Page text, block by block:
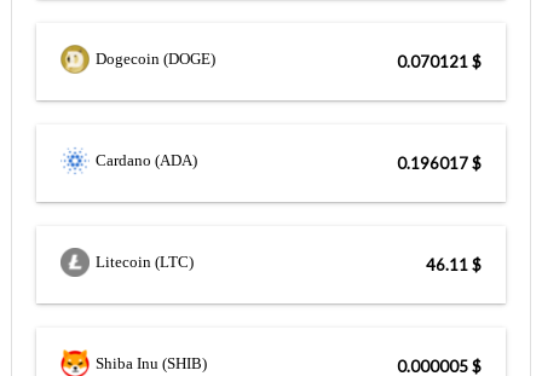
Dogecoin (DOGE) $ 0.070121
Cardano (ADA) $ 0.196017
Litecoin (LTC) $ 46.11
Shiba Inu (SHIB) $ 0.000005